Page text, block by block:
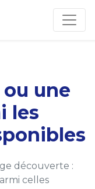
ou une
les
découverte :
celles